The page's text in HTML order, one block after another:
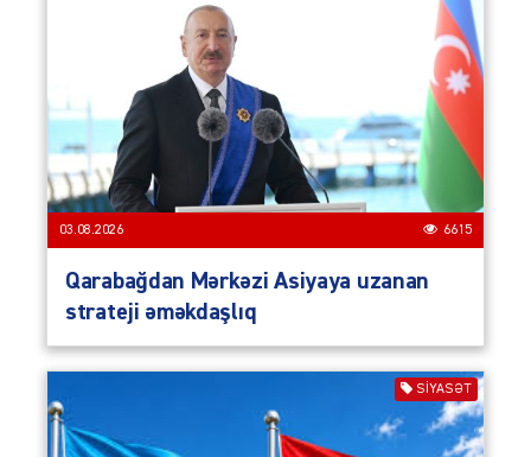
03.08.2026 6615
Qarabağdan Mərkəzi Asiyaya uzanan
strateji əməkdaşlıq
SIYASƏT